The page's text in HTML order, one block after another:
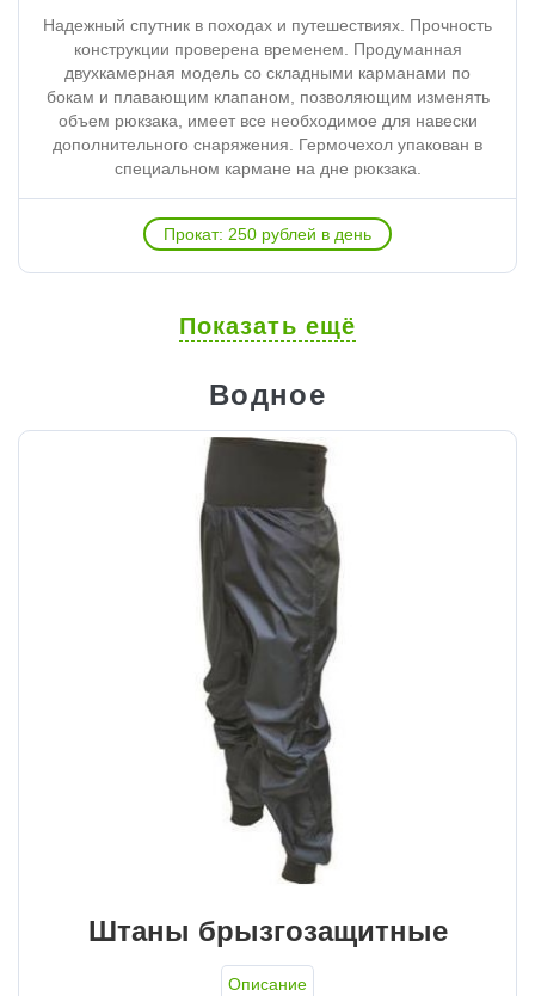
Надежный спутник в походах и путешествиях. Прочность
конструкции проверена временем. Продуманная
двухкамерная модель со складными карманами по
бокам и плавающим клапаном, позволяющим изменять
объем рюкзака, имеет все необходимое для навески
дополнительного снаряжения. Гермочехол упакован в
специальном кармане на дне рюкзака.
Прокат: 250 рублей в день
Показать ещё
Водное
Штаны брызгозащитные
Описание